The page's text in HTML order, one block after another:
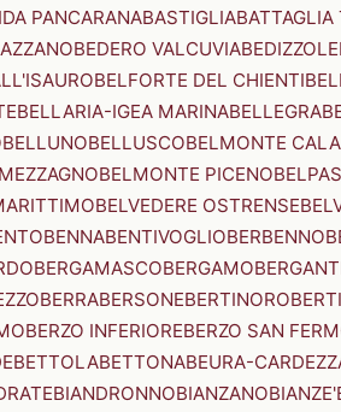
PANCARANABASTIGLIABATTAGLIA
BEDERO VALCUVIABEDIZZOLE
BELFORTE DEL CHIENTI
BELLARIA-IGEA MARINABELLEGRA
BELLUNOBELLUSCOBELMONTE
BELMONTE PICENO
BELVEDERE OSTRENSE
BENNABENTIVOGLIOBERBENNO
BERGAMASCOBERGAMO
BERRABERSONEBERTINORO
BERZO INFERIOREBERZO SAN
BETTOLABETTONABEURA-
BIANDRONNOBIANZANOBIANZE'